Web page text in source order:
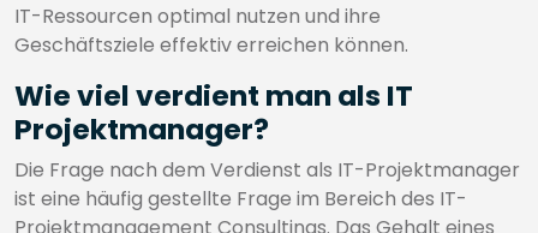
IT-Ressourcen optimal nutzen und ihre
Geschäftsziele effektiv erreichen können.
Wie viel verdient man als IT
Projektmanager?
Die Frage nach dem Verdienst als IT-Projektmanager
ist eine häufig gestellte Frage im Bereich des IT-